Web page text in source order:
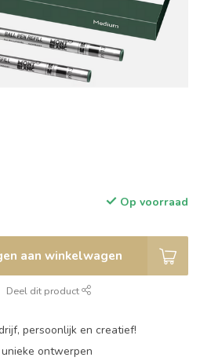
Op voorraad
aan winkelwagen
Deel dit product
persoonlijk en creatief!
ontwerpen